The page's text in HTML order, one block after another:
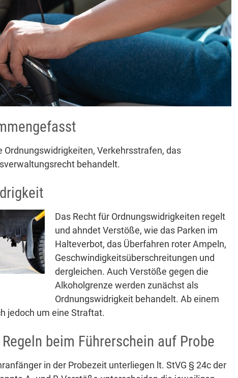
Verkehrsstrafen, das
behandelt.
Das Recht für Ordnungswidrigkeiten regelt
und ahndet Verstöße, wie das Parken im
Halteverbot, das Überfahren roter Ampeln,
Geschwindigkeitsüberschreitungen und
dergleichen. Auch Verstöße gegen die
Alkoholgrenze werden zunächst als
Ordnungswidrigkeit behandelt. Ab einem
jedoch um eine Straftat.
beim Führerschein auf Probe
in der Probezeit unterliegen lt. StVG § 24c der